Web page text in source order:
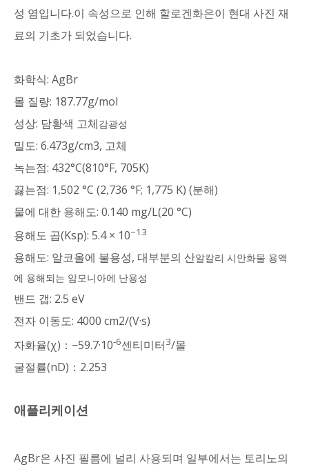
성 염입니다.이 속성으로 인해 할로겐화은이 현대 사진 재
료의 기초가 되었습니다.
화학식: AgBr
몰 질량: 187.77g/mol
성상: 담황색 고체감광성
밀도: 6.473g/cm3, 고체
녹는점: 432°C(810°F, 705K)
끓는점: 1,502 °C (2,736 °F; 1,775 K) (분해)
물에 대한 용해도: 0.140 mg/L(20 °C)
용해도 곱(Ksp): 5.4 × 10−13
용해도: 알코올에 불용성, 대부분의 산알칼리 시안화물 용액
에 용해되는 암모니아에 난용성
밴드 갭: 2.5 eV
전자 이동도: 4000 cm2/(V·s)
자화율(χ)：−59.7·10-6센티미터3/몰
굴절률(nD)：2.253
애플리케이션
AgBr은 사진 필름에 널리 사용되며 일부에서는 토리노의